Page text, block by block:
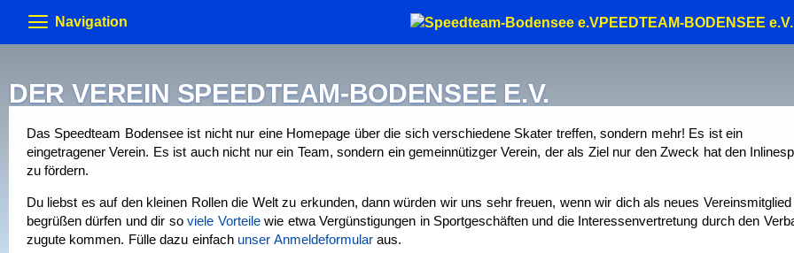
Navigation S
PEEDTEAM-BODENSEE e.V.
Termine & Veranstaltungen
Bodenseeumrundung Skateday Löwen-Cup
Corona Schutzkonzept Trainer Gruppen (intern) Beteiligung (intern) Sonderranglisten (intern)
Rennen & Wettkämpfe
Rennberichte
Verein
Equipment
Biete & Suche Material-Info Rollen
Kontakt
Weiteres
Skate-Abzeichen Alte Webseite
> Anmelden
DER VEREIN SPEEDTEAM-BODENSEE E.V.
Das Speedteam Bodensee ist nicht nur eine Homepage über die sich verschiedene Skater treffen, sondern mehr! Es ist ein
eingetragener Verein. Es ist auch nicht nur ein Team, sondern ein gemeinnütizger Verein, der als Ziel nur den Zweck hat den
zu fördern.
Du liebst es auf den kleinen Rollen die Welt zu erkunden, dann würden wir uns sehr freuen, wenn wir dich als neues Vereinsmitglied
begrüßen dürfen und dir soviele Vorteilewie etwa Vergünstigungen in Sportgeschäften und die Interessenvertretung durch den
zugute kommen. Fülle dazu einfach unser Anmeldeformularaus.